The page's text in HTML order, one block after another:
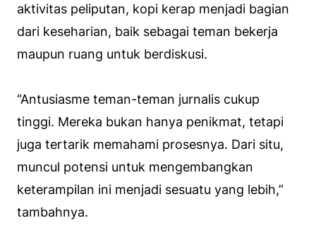
aktivitas peliputan, kopi kerap menjadi bagian
dari keseharian, baik sebagai teman bekerja
maupun ruang untuk berdiskusi.
“Antusiasme teman-teman jurnalis cukup
tinggi. Mereka bukan hanya penikmat, tetapi
juga tertarik memahami prosesnya. Dari situ,
muncul potensi untuk mengembangkan
keterampilan ini menjadi sesuatu yang lebih,”
tambahnya.